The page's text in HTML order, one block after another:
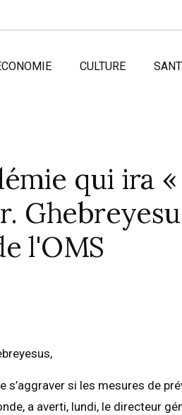
CULTURE
qui ira
l'OMS
s’aggraver si les mesures de
a averti, lundi, le directeur